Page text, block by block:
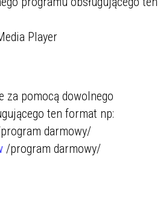
Player
za pomocą dowolnego
ten format np:
darmowy/
/program darmowy/